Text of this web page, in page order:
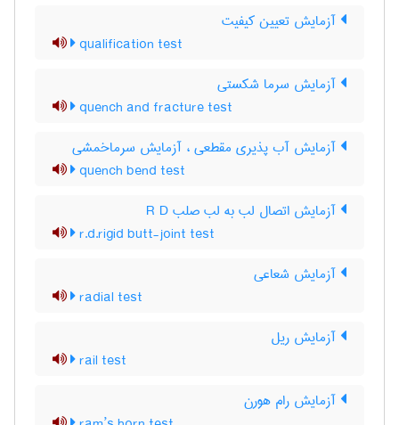
آزمایش تعیین کیفیت
qualification test
آزمایش سرما شکستی
quench and fracture test
آزمایش آب پذیری مقطعی ، آزمایش سرماخمشی
quench bend test
آزمایش اتصال لب به لب صلب R D
r.d.rigid butt-joint test
آزمایش شعاعی
radial test
آزمایش ریل
rail test
آزمایش رام هورن